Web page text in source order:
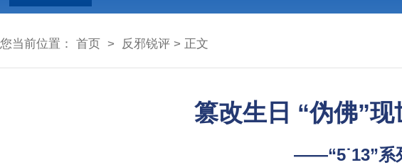
您当前位置： 首页 > 反邪锐评 > 正文
篡改生日 “伪佛”
——“5˙13”系